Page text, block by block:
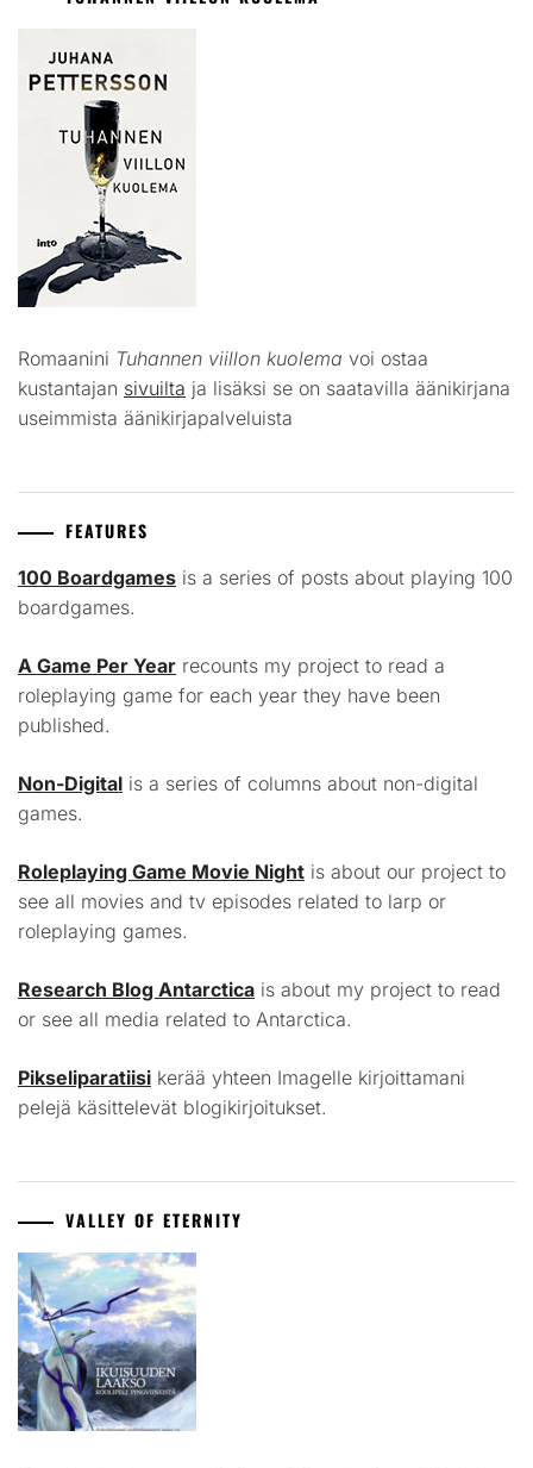
Romaanini Tuhannen viillon kuolema voi ostaa
kustantajan sivuilta ja lisäksi se on saatavilla äänikirjana
useimmista äänikirjapalveluista
FEATURES
100 Boardgames is a series of posts about playing 100
boardgames.
A Game Per Year recounts my project to read a
roleplaying game for each year they have been
published.
Non-Digital is a series of columns about non-digital
games.
Roleplaying Game Movie Night is about our project to
see all movies and tv episodes related to larp or
roleplaying games.
Research Blog Antarctica is about my project to read
or see all media related to Antarctica.
Pikseliparatiisi kerää yhteen Imagelle kirjoittamani
pelejä käsittelevät blogikirjoitukset.
VALLEY OF ETERNITY